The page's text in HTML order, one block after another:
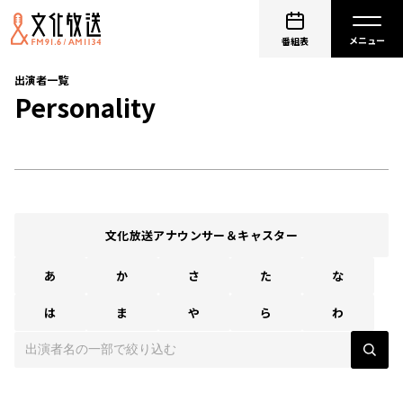
番組表
出演者一覧
Personality
文化放送アナウンサー＆キャスター
あ か さ た な
は ま や ら わ